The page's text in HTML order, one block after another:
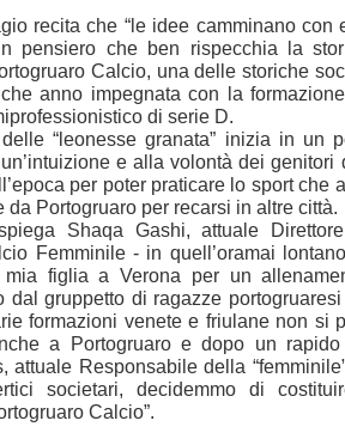
recita che “le idee camminano con
pensiero che ben rispecchia la
Calcio, una delle storiche
anno impegnata con la
di serie D.
“leonesse granata” inizia in un
e alla volontà dei genitori
per poter praticare lo sport che
da Portogruaro per recarsi in altre città.
Shaqa Gashi, attuale
Femminile - in quell’oramai
mia figlia a Verona per un
dal gruppetto di ragazze
formazioni venete e friulane non si
a Portogruaro e dopo un
attuale Responsabile della
societari, decidemmo di
Calcio”.